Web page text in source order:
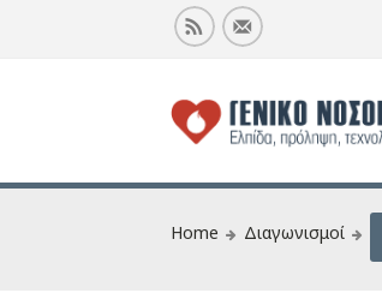
Home Διαγωνισμοί